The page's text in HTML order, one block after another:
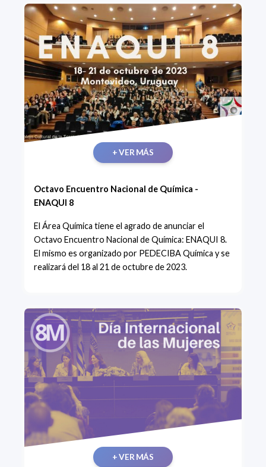
+ VER MÁS
Octavo Encuentro Nacional de Química -
ENAQUI 8
El Área Química tiene el agrado de anunciar el
Octavo Encuentro Nacional de Química: ENAQUI 8.
El mismo es organizado por PEDECIBA Química y se
realizará del 18 al 21 de octubre de 2023.
+ VER MÁS